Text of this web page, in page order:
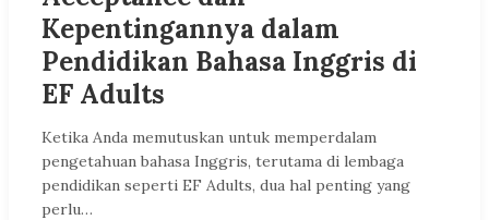
Kepentingannya dalam
Pendidikan Bahasa Inggris di
EF Adults
Ketika Anda memutuskan untuk memperdalam
pengetahuan bahasa Inggris, terutama di lembaga
pendidikan seperti EF Adults, dua hal penting yang
perlu…